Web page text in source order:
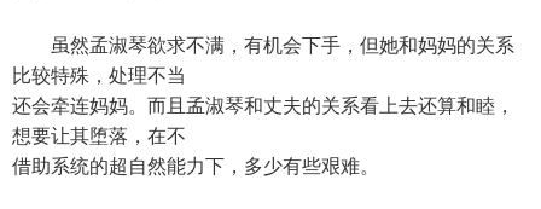
虽然孟淑琴欲求不满，有机会下手，但她和妈妈的关系
比较特殊，处理不当
还会牵连妈妈。而且孟淑琴和丈夫的关系看上去还算和睦，
想要让其堕落，在不
借助系统的超自然能力下，多少有些艰难。